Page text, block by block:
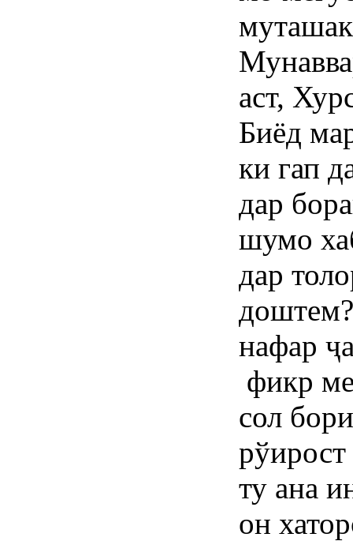
аст,
Биёд
ки гап
дар
шумо
дар
нафар
фикр
сол
ту ана
он